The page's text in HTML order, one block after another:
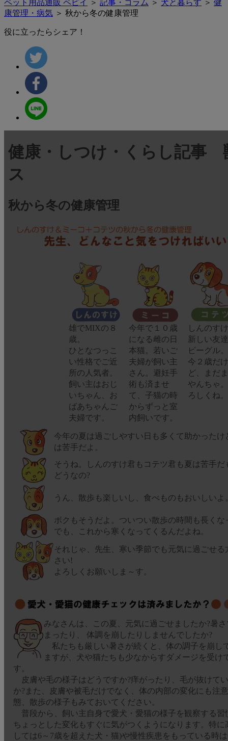
ペット用品通販 ペピイ ＞ 記事・コラム ＞ 犬と暮らす ＞ 健
康管理・病気 ＞ 秋から冬の健康管理
役に立ったらシェア！